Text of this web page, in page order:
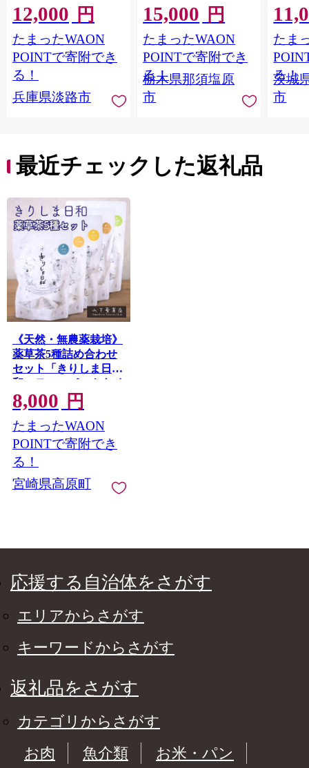
12,000 円
たまったWAON
POINTで寄附でき
る！
兵庫県淡路市
ギフト トマト 野菜 ジ
ュース 飲料 ドリンク
健康 GABA 血圧 コレ
ステロール】
15,000 円
たまったWAON
POINTで寄附でき
る！
栃木県那須塩原
市
Ｍ 爽
ジ 果
ンス
ンド
庫 ド
入れし
アタイ
たま
る！
茨城
市
最近チェックした返礼品
《天然・無農薬栽培》
薬草茶5種詰め合わせ
セット「きりしま日
和」ティーパックタイ
プ 国産の健康茶 [びわ
琵琶の葉 枇杷の葉 ド
クダミ スギナ 桑の葉
茶 ヨモギ 薬草茶 日本
産 お茶 ノンカフェイ
ン ワンストップオン
ライン 10000円以下]
8,000 円
たまったWAON
POINTで寄附でき
る！
宮崎県高原町
応援する自治体をさがす
エリアからさがす
キーワードからさがす
返礼品をさがす
カテゴリからさがす
お肉
魚介類
お米・パン